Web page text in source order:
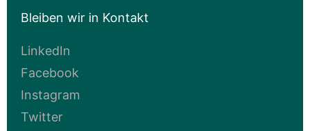
Bleiben wir in Kontakt
LinkedIn
Facebook
Instagram
Twitter